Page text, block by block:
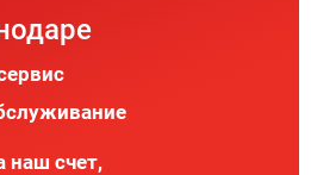
наш счет,